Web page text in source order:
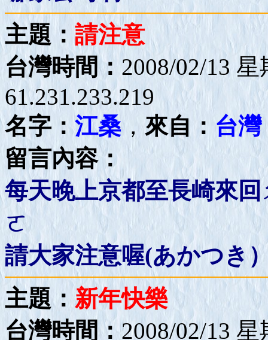
主題： 請注意
台灣時間： 2008/02/13
61.231.233.219
名字：江桑 ， 來自： 台灣
留言內容：
每天晚上京都至長崎來
ㄛ
請大家注意喔(あかつき
主題：新年快樂
台灣時間：2008/02/13